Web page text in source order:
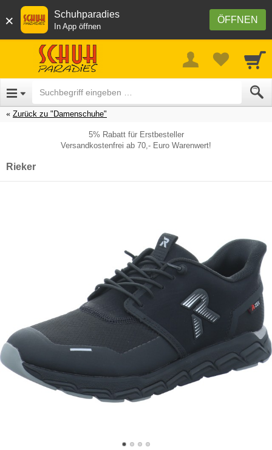
× ÖFFNEN
Schuhparadies
In App öffnen
Zurück zu "Damenschuhe"
5% Rabatt für Erstbesteller
Versandkostenfrei ab 70,- Euro Warenwert!
Rieker